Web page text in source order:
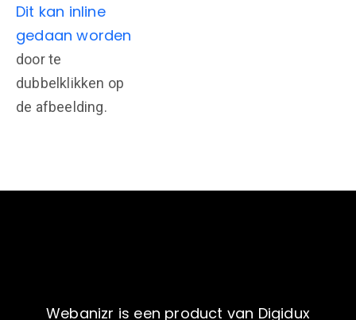
Dit kan inline
gedaan worden
door te
dubbelklikken op
de afbeelding.
Webanizr is een product van Digidux